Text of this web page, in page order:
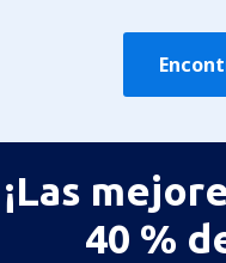
¡Las
40 %